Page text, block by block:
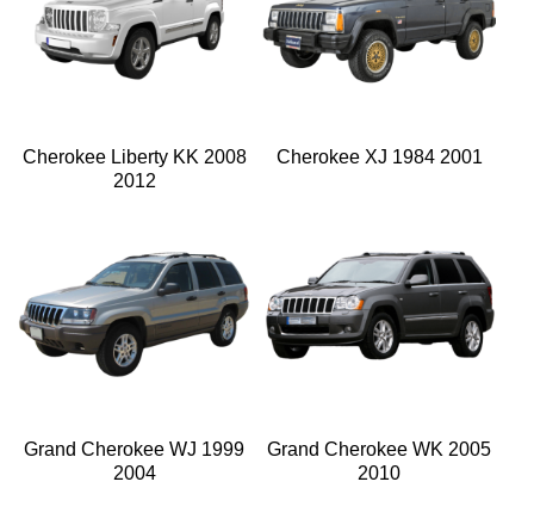
Cherokee Liberty KK 2008
2012
Cherokee XJ 1984 2001
Grand Cherokee WJ 1999
2004
Grand Cherokee WK 2005
2010